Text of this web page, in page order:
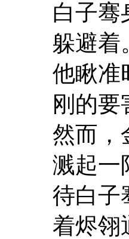
白子骞
躲避着
他瞅准
刚的要
然而，
溅起一
待白子
着烬翎